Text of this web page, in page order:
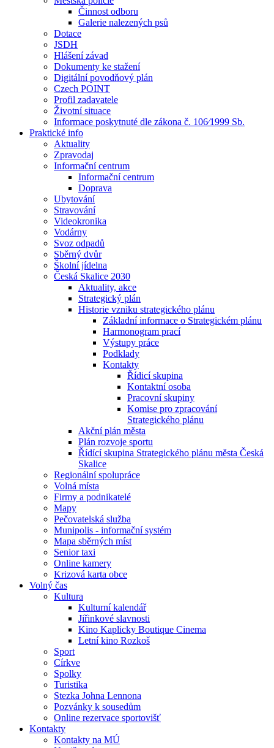
Činnost odboru
Galerie nalezených psů
Dotace
JSDH
Hlášení závad
Dokumenty ke stažení
Digitální povodňový plán
Czech POINT
Profil zadavatele
Životní situace
Informace poskytnuté dle zákona č. 106⁄1999 Sb.
Praktické info
Aktuality
Zpravodaj
Informační centrum
Informační centrum
Doprava
Ubytování
Stravování
Videokronika
Vodárny
Svoz odpadů
Sběrný dvůr
Školní jídelna
Česká Skalice 2030
Aktuality, akce
Strategický plán
Historie vzniku strategického plánu
Základní informace o Strategickém plánu
Harmonogram prací
Výstupy práce
Podklady
Kontakty
Řídicí skupina
Kontaktní osoba
Pracovní skupiny
Komise pro zpracování
Strategického plánu
Akční plán města
Plán rozvoje sportu
Řídící skupina Strategického plánu města Česká
Skalice
Regionální spolupráce
Volná místa
Firmy a podnikatelé
Mapy
Pečovatelská služba
Munipolis - informační systém
Mapa sběrných míst
Senior taxi
Online kamery
Krizová karta obce
Volný čas
Kultura
Kulturní kalendář
Jiřinkové slavnosti
Kino Kaplicky Boutique Cinema
Letní kino Rozkoš
Sport
Církve
Spolky
Turistika
Stezka Johna Lennona
Pozvánky k sousedům
Online rezervace sportovišť
Kontakty
Kontakty na MÚ